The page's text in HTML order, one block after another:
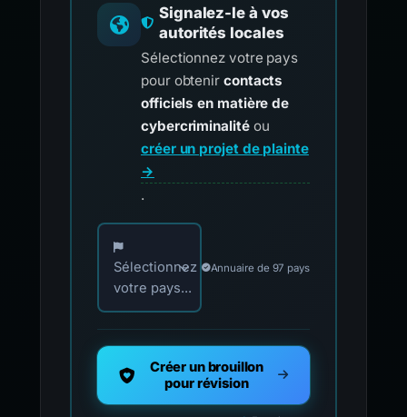
Signalez-le à vos
autorités locales
Sélectionnez votre pays
pour obtenir contacts
officiels en matière de
cybercriminalitéou
créer un projet de plainte
→
.
Choisissez votre pays pour les contacts
Sélectionnez
votre pays...
Annuaire de 97 pays
Créer un brouillon
pour révision